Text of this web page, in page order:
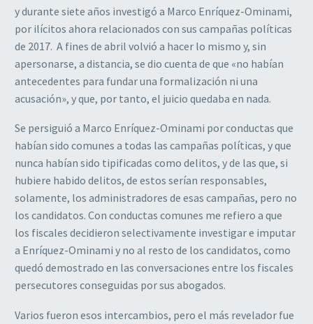
y durante siete años investigó a Marco Enríquez-Ominami,
por ilícitos ahora relacionados con sus campañas políticas
de 2017. A fines de abril volvió a hacer lo mismo y, sin
apersonarse, a distancia, se dio cuenta de que «no habían
antecedentes para fundar una formalización ni una
acusación», y que, por tanto, el juicio quedaba en nada.
Se persiguió a Marco Enríquez-Ominami por conductas que
habían sido comunes a todas las campañas políticas, y que
nunca habían sido tipificadas como delitos, y de las que, si
hubiere habido delitos, de estos serían responsables,
solamente, los administradores de esas campañas, pero no
los candidatos. Con conductas comunes me refiero a que
los fiscales decidieron selectivamente investigar e imputar
a Enríquez-Ominami y no al resto de los candidatos, como
quedó demostrado en las conversaciones entre los fiscales
persecutores conseguidas por sus abogados.
Varios fueron esos intercambios, pero el más revelador fue